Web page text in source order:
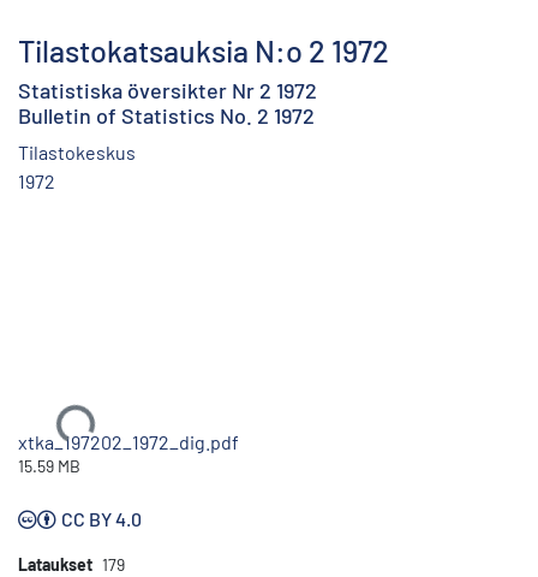
Tilastokatsauksia N:o 2 1972
Statistiska översikter Nr 2 1972
Bulletin of Statistics No. 2 1972
Tilastokeskus
1972
Ladataan...
xtka_197202_1972_dig.pdf
15.59 MB
CC BY 4.0
Lataukset 179